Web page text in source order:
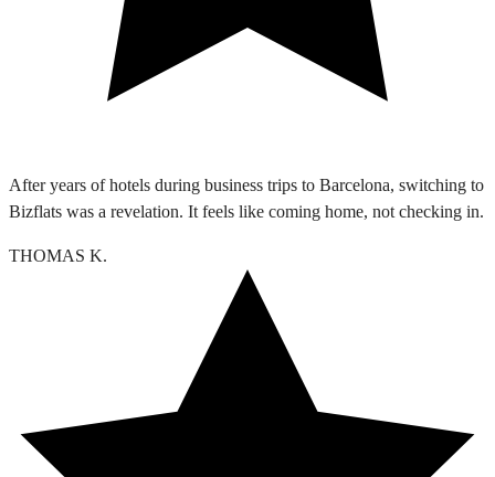
After years of hotels during business trips to Barcelona, switching to
Bizflats was a revelation. It feels like coming home, not checking in.
THOMAS K.